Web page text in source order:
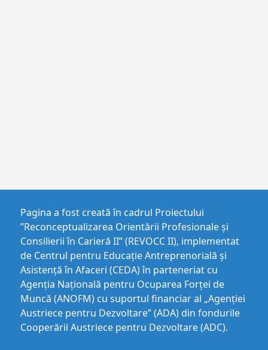
Pagina a fost creată în cadrul Proiectului
”Reconceptualizarea Orientării Profesionale și
Consilierii în Carieră II” (REVOCC II), implementat
de Centrul pentru Educaţie Antreprenorială şi
Asistenţă în Afaceri (CEDA) în parteneriat cu
Agenția Națională pentru Ocuparea Forței de
Muncă (ANOFM) cu suportul financiar al „Agenției
Austriece pentru Dezvoltare” (ADA) din fondurile
Cooperării Austriece pentru Dezvoltare (ADC).